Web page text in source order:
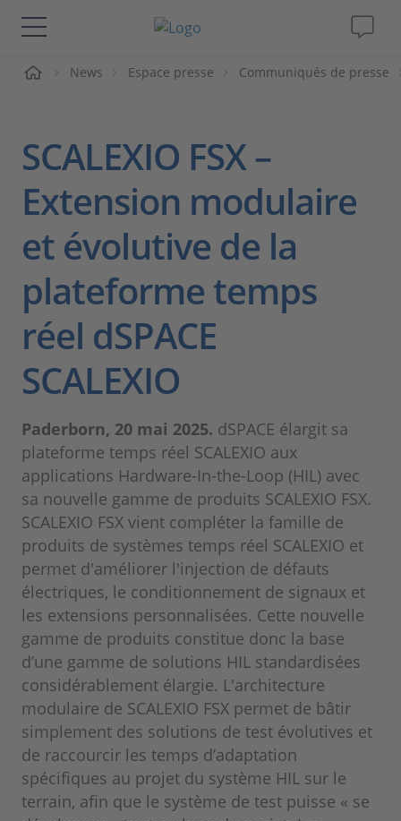
Solutions & Produits
Magazine
Société
Carrières
News Espace presse Communiqués de presse
SCALEXIO FSX –
Extension modulaire
et évolutive de la
plateforme temps
réel dSPACE
SCALEXIO
Paderborn, 20 mai 2025. dSPACE élargit sa
plateforme temps réel SCALEXIO aux
applications Hardware-In-the-Loop (HIL) avec
sa nouvelle gamme de produits SCALEXIO FSX.
SCALEXIO FSX vient compléter la famille de
produits de systèmes temps réel SCALEXIO et
permet d'améliorer l'injection de défauts
électriques, le conditionnement de signaux et
les extensions personnalisées. Cette nouvelle
gamme de produits constitue donc la base
d’une gamme de solutions HIL standardisées
considérablement élargie. L'architecture
modulaire de SCALEXIO FSX permet de bâtir
simplement des solutions de test évolutives et
de raccourcir les temps d’adaptation
spécifiques au projet du système HIL sur le
terrain, afin que le système de test puisse « se